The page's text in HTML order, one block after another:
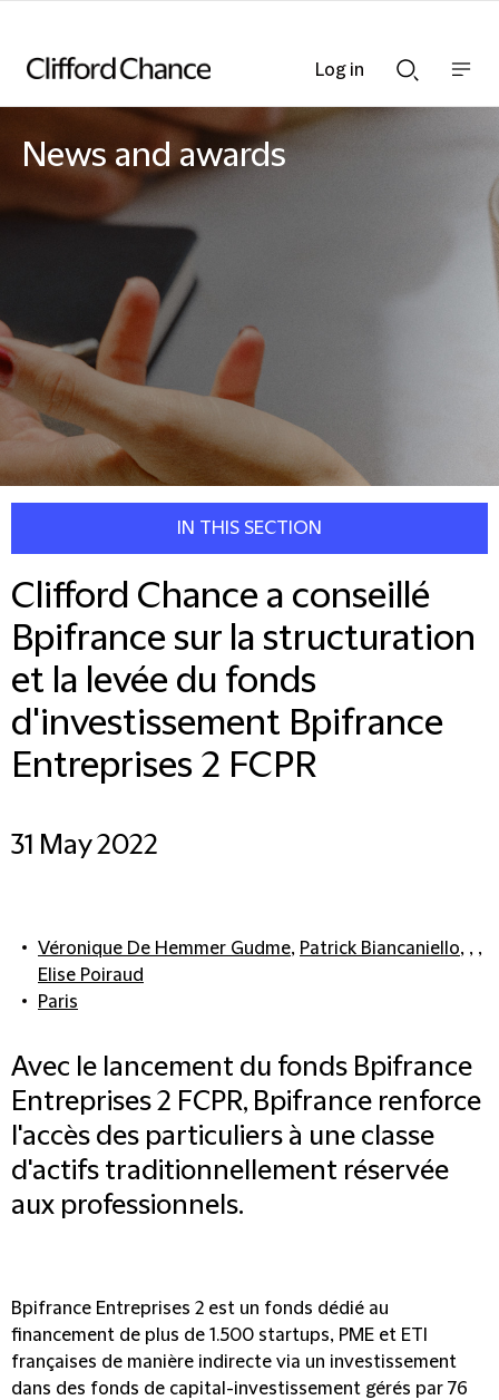
Searchnav
News and awards
IN THIS SECTION
Clifford Chance a conseillé
Bpifrance sur la structuration
et la levée du fonds
d'investissement Bpifrance
Entreprises 2 FCPR
31 May 2022
Véronique De Hemmer Gudme, Patrick Biancaniello, , ,
Elise Poiraud
Paris
Avec le lancement du fonds Bpifrance
Entreprises 2 FCPR, Bpifrance renforce
l'accès des particuliers à une classe
d'actifs traditionnellement réservée
aux professionnels.
Bpifrance Entreprises 2 est un fonds dédié au
financement de plus de 1.500 startups, PME et ETI
françaises de manière indirecte via un investissement
dans des fonds de capital-investissement gérés par 76
Log in